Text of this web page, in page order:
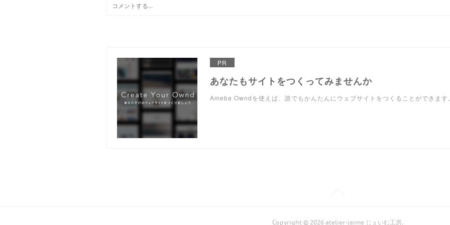
PR
あなたもサイトをつくってみませんか
Ameba Owndを使えば、誰でもかんたんにウェブサイトをつくることができます
Copyright © 2026 atelier-jaime じぇいむ工房.